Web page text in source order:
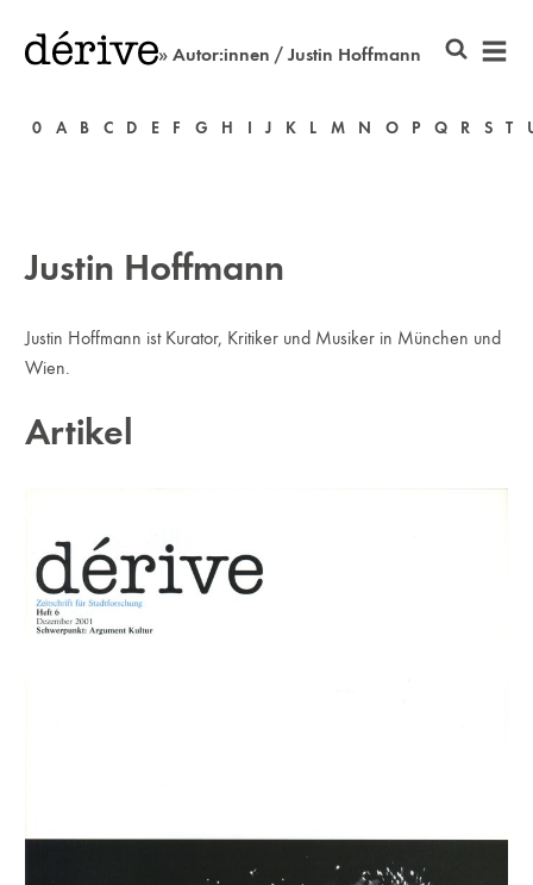
» Autor:innen / Justin Hoffmann
0 A B C D E F G H I J K L M N O P Q R S T
Justin Hoffmann
Justin Hoffmann ist Kurator, Kritiker und Musiker in München und
Wien.
Artikel